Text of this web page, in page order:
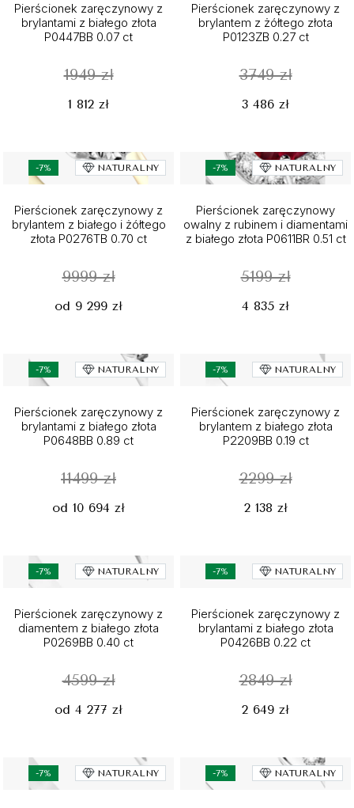
Pierścionek zaręczynowy z
brylantami z białego złota
P0447BB 0.07 ct
1949 zł
1 812 zł
Pierścionek zaręczynowy z
brylantem z żółtego złota
P0123ZB 0.27 ct
3749 zł
3 486 zł
-7% NATURALNY
Pierścionek zaręczynowy z
brylantem z białego i żółtego
złota P0276TB 0.70 ct
9999 zł
od 9 299 zł
-7% NATURALNY
Pierścionek zaręczynowy
owalny z rubinem i diamentami
z białego złota P0611BR 0.51 ct
5199 zł
4 835 zł
-7% NATURALNY
Pierścionek zaręczynowy z
brylantami z białego złota
P0648BB 0.89 ct
11499 zł
od 10 694 zł
-7% NATURALNY
Pierścionek zaręczynowy z
brylantem z białego złota
P2209BB 0.19 ct
2299 zł
2 138 zł
-7% NATURALNY
Pierścionek zaręczynowy z
diamentem z białego złota
P0269BB 0.40 ct
4599 zł
od 4 277 zł
-7% NATURALNY
Pierścionek zaręczynowy z
brylantami z białego złota
P0426BB 0.22 ct
2849 zł
2 649 zł
-7% NATURALNY -7% NATURALNY